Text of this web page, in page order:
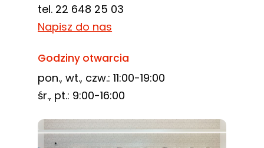
tel. 22 648 25 03
Napisz do nas
Godziny otwarcia
pon., wt., czw.: 11:00-19:00
śr., pt.: 9:00-16:00